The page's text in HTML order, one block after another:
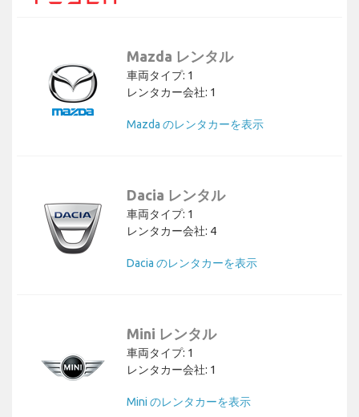
Mazda レンタル
車両タイプ: 1
レンタカー会社: 1
Mazda のレンタカーを表示
Dacia レンタル
車両タイプ: 1
レンタカー会社: 4
Dacia のレンタカーを表示
Mini レンタル
車両タイプ: 1
レンタカー会社: 1
Mini のレンタカーを表示